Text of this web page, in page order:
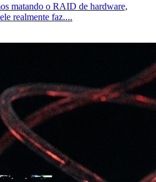
matando o RAID de hardware,
realmente faz....